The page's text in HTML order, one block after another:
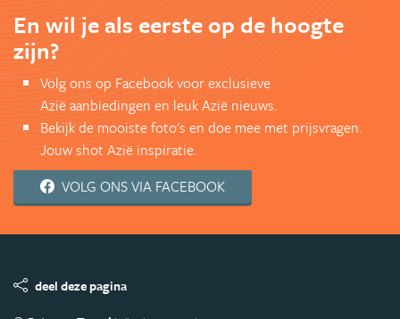
En wil je als eerste op de hoogte
zijn?
Volg ons op Facebook voor exclusieve
Azië aanbiedingen en leuk Azië nieuws.
Bekijk de mooiste foto's en doe mee met prijsvragen.
Jouw shot Azië inspiratie.
VOLG ONS VIA FACEBOOK
deel deze pagina